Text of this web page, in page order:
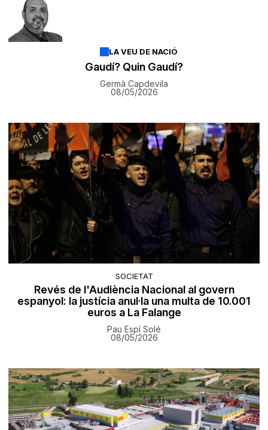
LA VEU DE NACIÓ
Gaudí? Quin Gaudí?
Germà Capdevila
08/05/2026
SOCIETAT
Revés de l'Audiència Nacional al govern
espanyol: la justícia anul·la una multa de 10.001
euros a La Falange
Pau Espí Solé
08/05/2026